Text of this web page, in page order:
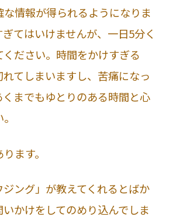
情報が得られるようになりま
てはいけませんが、一日5分く
ください。時間をかけすぎる
れてしまいますし、苦痛になっ
までもゆとりのある時間と心
ます。
ング」が教えてくれるとばか
いかけをしてのめり込んでしま